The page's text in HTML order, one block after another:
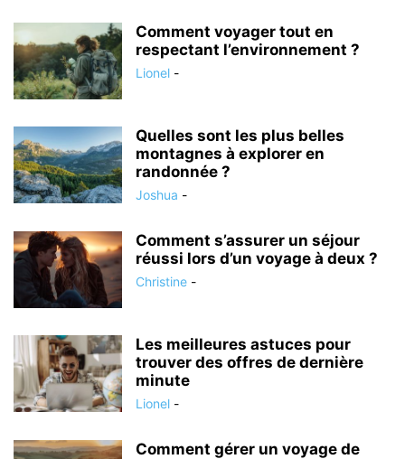
Comment voyager tout en
respectant l’environnement ?
Lionel -
Quelles sont les plus belles
montagnes à explorer en
randonnée ?
Joshua -
Comment s’assurer un séjour
réussi lors d’un voyage à deux ?
Christine -
Les meilleures astuces pour
trouver des offres de dernière
minute
Lionel -
Comment gérer un voyage de